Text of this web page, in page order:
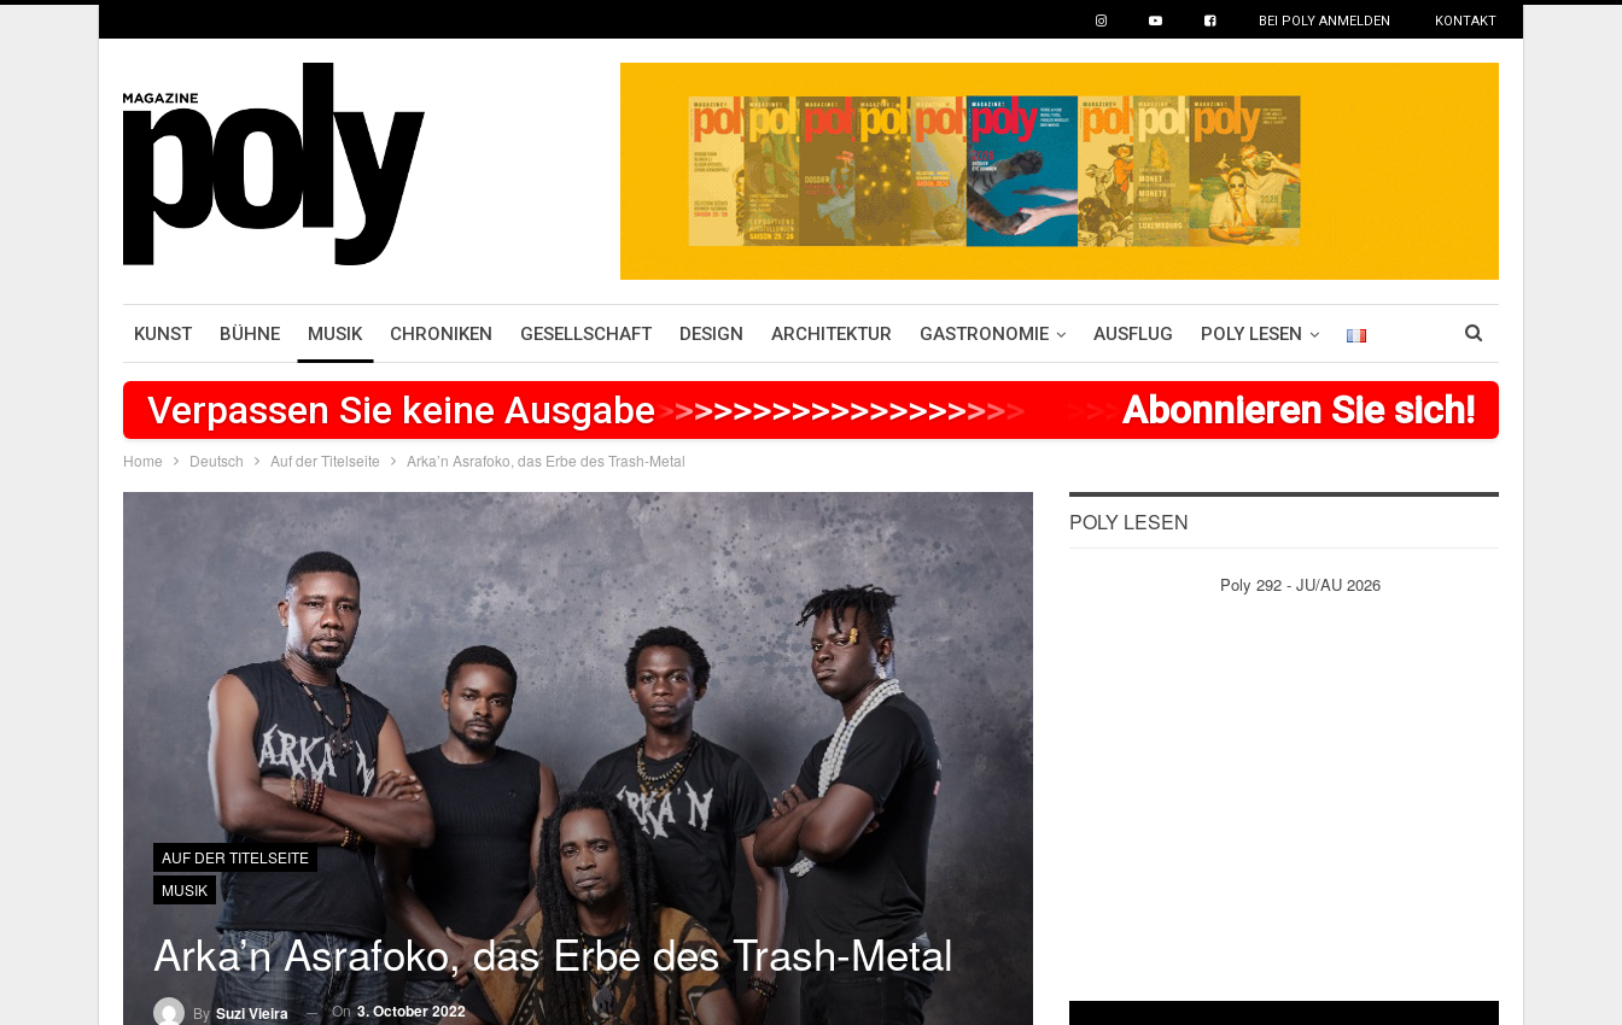
BEI POLY ANMELDEN KONTAKT
KUNST BÜHNE MUSIK CHRONIKEN GESELLSCHAFT DESIGN ARCHITEKTUR GASTRONOMIE AUSFLUG POLY LESEN
Verpassen Sie keine Ausgabe>>>>>>>>>>>>>>>>>>> > >>>>> >>
Abonnieren Sie sich!
Home Deutsch Auf der Titelseite Arka’n Asrafoko, das Erbe des Trash-Metal
AUF DER TITELSEITE
MUSIK
Arka’n Asrafoko, das Erbe des Trash-Metal
By Suzi Vieira On3. October 2022
POLY LESEN
Poly 292 - JU/AU 2026